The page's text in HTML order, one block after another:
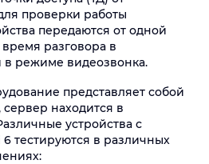
проверки работы
передаются от одной
разговора в
режиме видеозвонка.
представляет собой
сервер находится в
устройства с
тестируются в различных